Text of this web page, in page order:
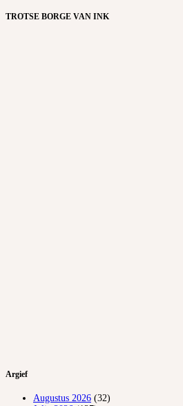
TROTSE BORGE VAN INK
Argief
Augustus 2026 (32)